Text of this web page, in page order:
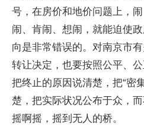
号，在房价和地价问题上，
闹、肯闹、想闹，就能迫使
向是非常错误的。对南京市
转让决定，也要按照公平、
把终止的原因说清楚，把“密
楚，把实际状况公布于众，
摇啊摇，摇到无人的桥。